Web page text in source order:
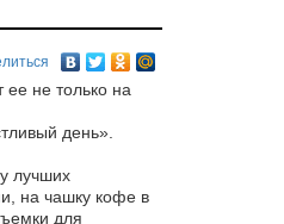
ее не только на
день».
лучших
на чашку кофе в
для